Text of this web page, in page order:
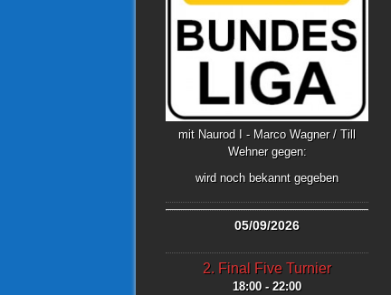
mit Naurod I - Marco Wagner / Till
Wehner gegen:
wird noch bekannt gegeben
05/09/2026
2. Final Five Turnier
18:00 - 22:00